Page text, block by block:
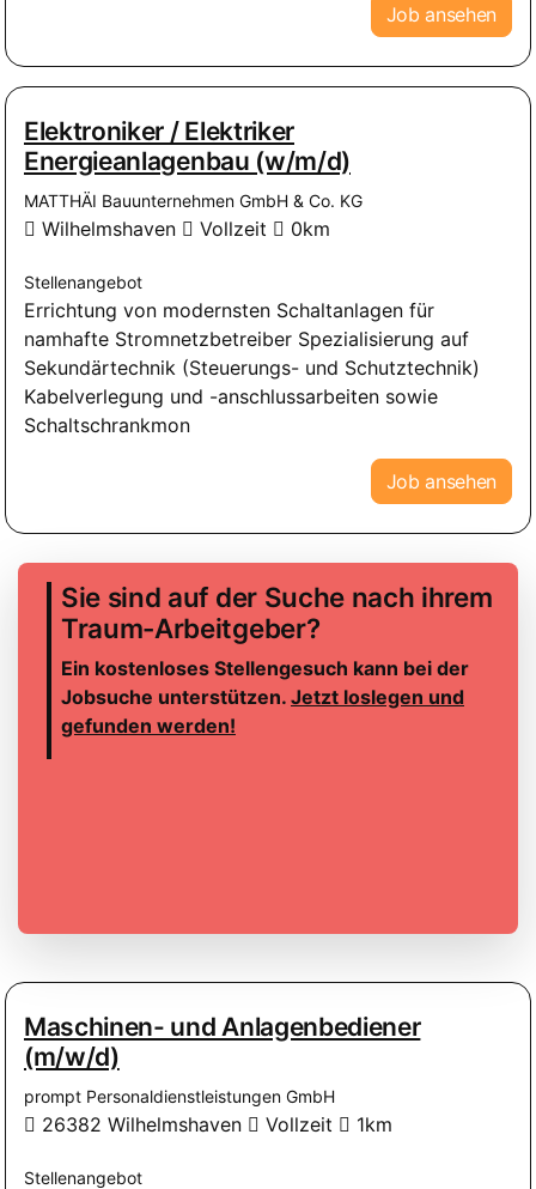
Job ansehen
Elektroniker / Elektriker
Energieanlagenbau (w/m/d)
MATTHÄI Bauunternehmen GmbH & Co. KG
Wilhelmshaven Vollzeit 0km
Stellenangebot
Errichtung von modernsten Schaltanlagen für
namhafte Stromnetzbetreiber Spezialisierung auf
Sekundärtechnik (Steuerungs- und Schutztechnik)
Kabelverlegung und -anschlussarbeiten sowie
Schaltschrankmon
Job ansehen
Sie sind auf der Suche nach ihrem
Traum-Arbeitgeber?
Ein kostenloses Stellengesuch kann bei der
Jobsuche unterstützen. Jetzt loslegen und
gefunden werden!
Maschinen- und Anlagenbediener
(m/w/d)
prompt Personaldienstleistungen GmbH
26382 Wilhelmshaven Vollzeit 1km
Stellenangebot